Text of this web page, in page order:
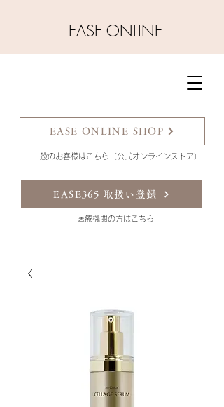
​EASE ONLINE
一般のお客様はこちら（公式オンラインストア）
​医療機関の方はこちら
EASE ONLINE SHOP
EASE365 取扱い登録